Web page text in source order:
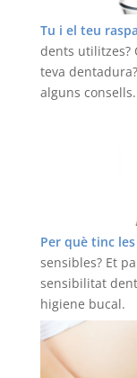
Tu i el teu
dents utilitzes?
teva
alguns consells.
Per què tinc
sensibles? Et
sensibilitat
higiene bucal.